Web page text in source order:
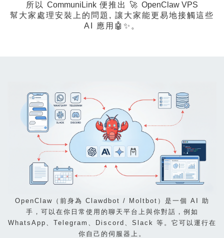
所以 CommuniLink 便推出 🚀 OpenClaw VPS
幫大家處理安裝上的問題, 讓大家能更易地接觸這些
AI 應用🤖✨。
OpenClaw（前身為 Clawdbot / Moltbot）是一個 AI 助
手，可以在你日常使用的聊天平台上與你對話，例如
WhatsApp、Telegram、Discord、Slack 等。它可以運行在
你自己的伺服器上。